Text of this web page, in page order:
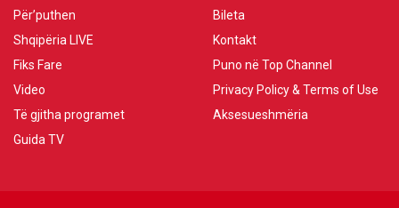
Për’puthen
Shqipëria LIVE
Fiks Fare
Video
Të gjitha programet
Guida TV
Bileta
Kontakt
Puno në Top Channel
Privacy Policy & Terms of Use
Aksesueshmëria